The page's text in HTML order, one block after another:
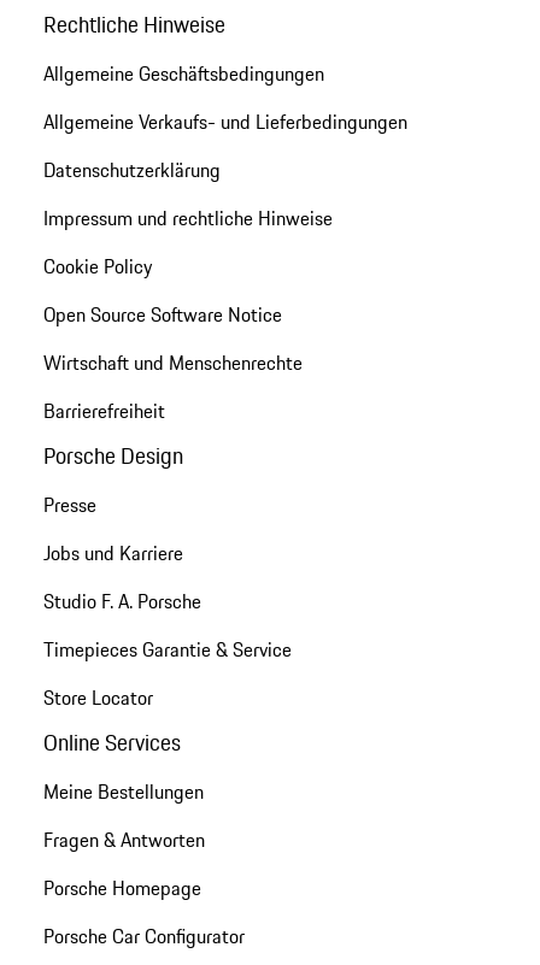
Rechtliche Hinweise
Allgemeine Geschäftsbedingungen
Allgemeine Verkaufs- und Lieferbedingungen
Datenschutzerklärung
Impressum und rechtliche Hinweise
Cookie Policy
Open Source Software Notice
Wirtschaft und Menschenrechte
Barrierefreiheit
Porsche Design
Presse
Jobs und Karriere
Studio F. A. Porsche
Timepieces Garantie & Service
Store Locator
Online Services
Meine Bestellungen
Fragen & Antworten
Porsche Homepage
Porsche Car Configurator